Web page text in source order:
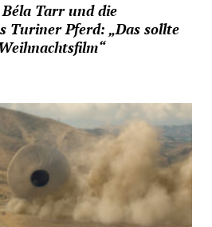
Tarr und die
Turiner Pferd: „Das sollte